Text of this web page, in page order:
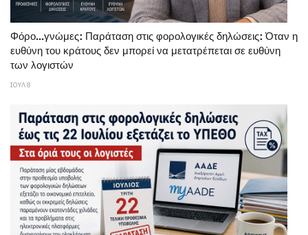
Φόρο...γνώμες: Παράταση στις φορολογικές δηλώσεις: Όταν η
ευθύνη του κράτους δεν μπορεί να μετατρέπεται σε ευθύνη
των λογιστών
ΙΟΥΛ 8